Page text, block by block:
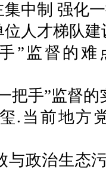
集中制 强化
位人才梯队
手”监督的
把手”监督
.当前地
与政治生